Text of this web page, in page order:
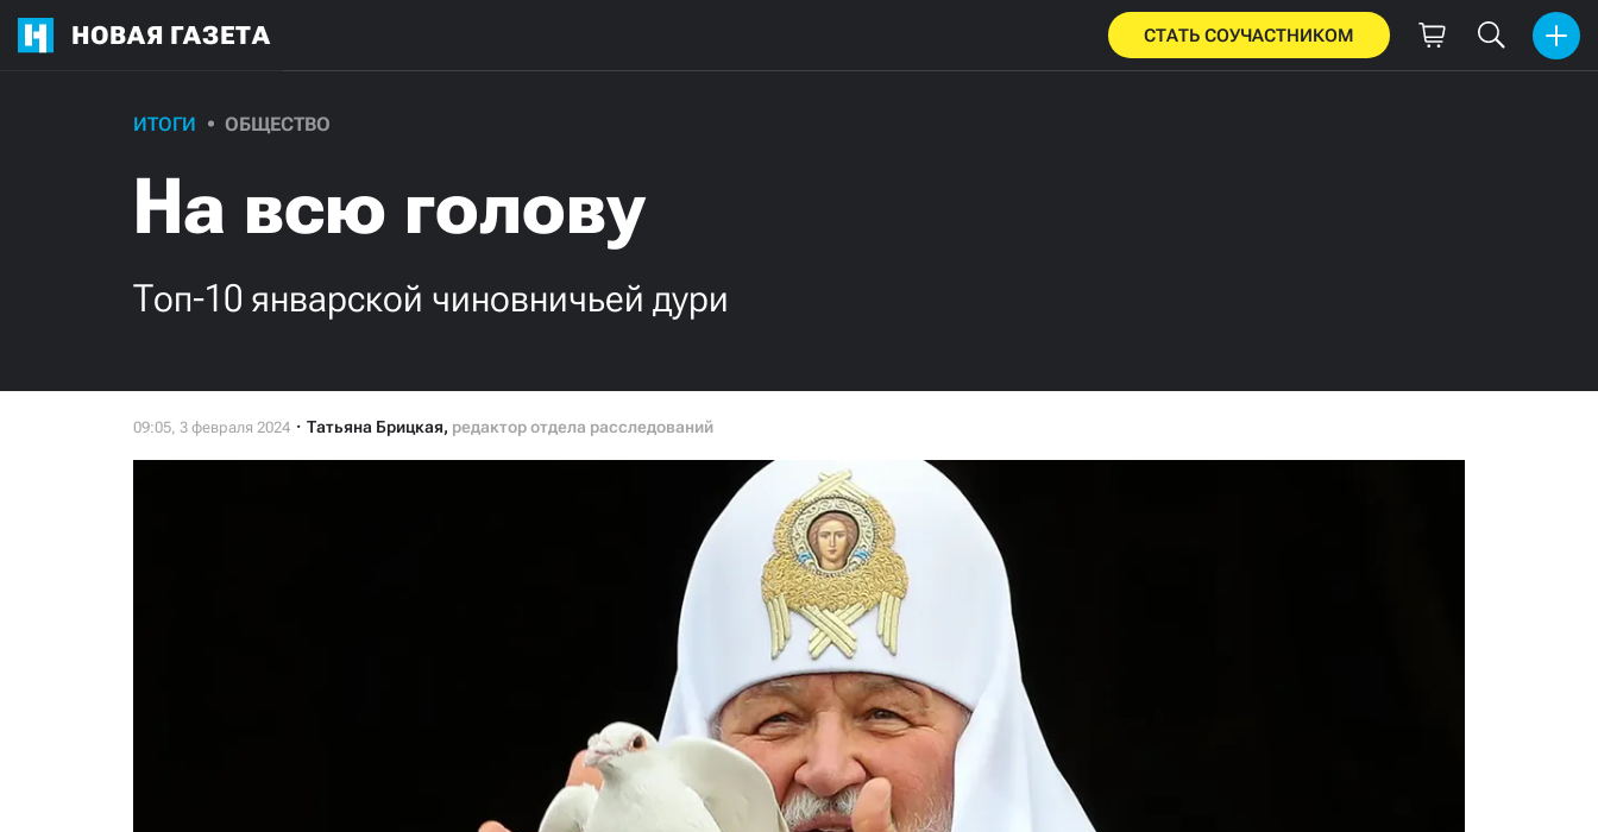
НОВАЯ ГАЗЕТА СТАТЬ СОУЧАСТНИКОМ
ИТОГИ ОБЩЕСТВО
На всю голову
Топ-10 январской чиновничьей дури
Татьяна Брицкая, редактор отдела расследований